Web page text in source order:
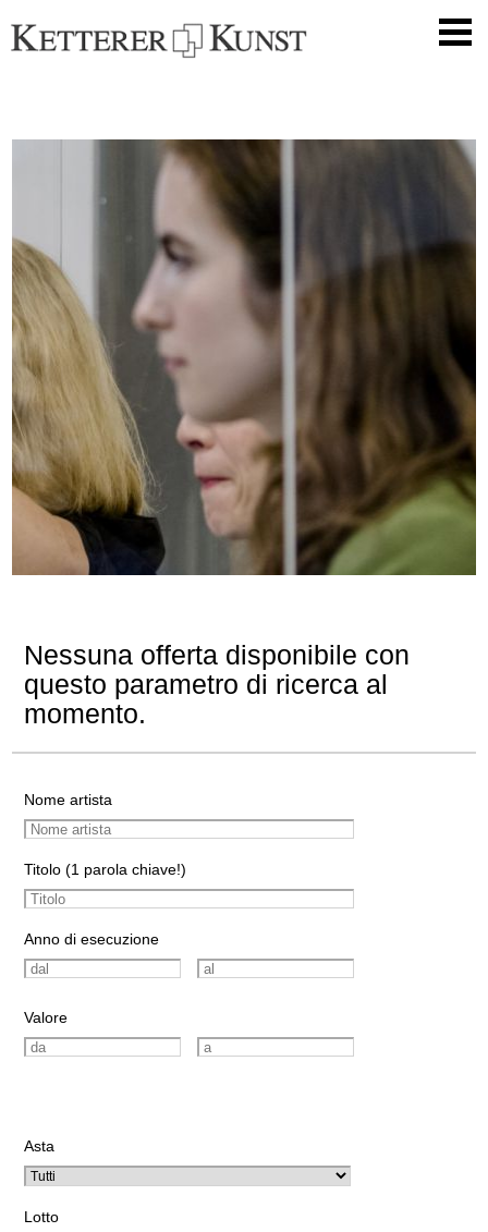
Nessuna offerta disponibile con
questo parametro di ricerca al
momento.
Nome artista
Titolo (1 parola chiave!)
Anno di esecuzione
Valore
Asta
Lotto